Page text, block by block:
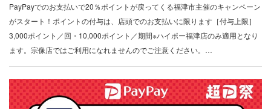
PayPayでのお支払いで20％ポイントが戻ってくる福津市主催のキャンペーン
がスタート！ポイントの付与は、店頭でのお支払いに限ります［付与上限］
3,000ポイント／回・10,000ポイント／期間※ハイポー福津店のみ適用となり
ます。宗像店ではご利用になれませんのでご注意ください。…